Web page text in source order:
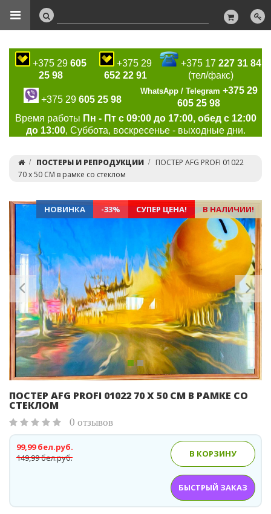
+375 29 605
25 98
+375 29
652 22 91
+375 17227 31 84
(тел/факс)
+375 29 605 25 98
WhatsApp / Telegram +375 29
605 25 98
Время работы Пн - Пт с 09:00 до 17:00, обед с 12:00
до 13:00, Суббота, воскресенье - выходные дни.
ПОСТЕРЫ И РЕПРОДУКЦИИ
ПОСТЕР AFG PROFI 01022
70 х 50 СМ в рамке со стеклом
НОВИНКА -33% СУПЕР ЦЕНА! В НАЛИЧИИ!
Previous
ПОСТЕР AFG PROFI 01022 70 Х 50 СМ В РАМКЕ СО
СТЕКЛОМ
0 отзывов
149,99 бел.руб.
99,99 бел.руб.
В КОРЗИНУ
БЫСТРЫЙ ЗАКАЗ